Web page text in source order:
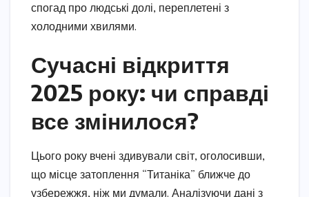
спогад про людські долі, переплетені з
холодними хвилями.
Сучасні відкриття
2025 року: чи справді
все змінилося?
Цього року вчені здивували світ, оголосивши,
що місце затоплення “Титаніка” ближче до
узбережжя, ніж ми думали. Аналізуючи дані з